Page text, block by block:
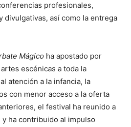
profesionales,
divulgativas, así como la entrega
Mágico ha apostado por
escénicas a toda la
atención a la infancia, la
con menor acceso a la oferta
el festival ha reunido a
ha contribuido al impulso